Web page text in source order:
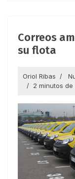
Correos
su flota
Oriol Ribas
2 minutos